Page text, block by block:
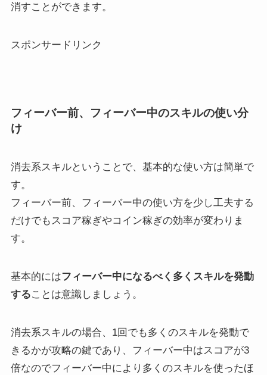
消すことができます。
スポンサードリンク
フィーバー前、フィーバー中のスキルの使い分
け
消去系スキルということで、基本的な使い方は簡単で
す。
フィーバー前、フィーバー中の使い方を少し工夫する
だけでもスコア稼ぎやコイン稼ぎの効率が変わりま
す。
基本的にはフィーバー中になるべく多くスキルを発動
することは意識しましょう。
消去系スキルの場合、1回でも多くのスキルを発動で
きるかが攻略の鍵であり、フィーバー中はスコアが3
倍なのでフィーバー中により多くのスキルを使ったほ